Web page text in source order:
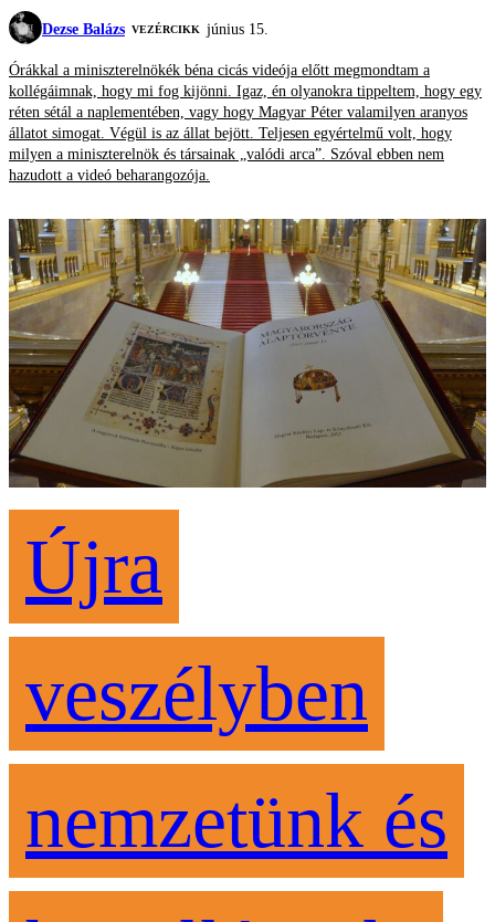
Dezse Balázs VEZÉRCIKK június 15.
Órákkal a miniszterelnökék béna cicás videója előtt megmondtam a
kollégáimnak, hogy mi fog kijönni. Igaz, én olyanokra tippeltem, hogy egy
réten sétál a naplementében, vagy hogy Magyar Péter valamilyen aranyos
állatot simogat. Végül is az állat bejött. Teljesen egyértelmű volt, hogy
milyen a miniszterelnök és társainak „valódi arca”. Szóval ebben nem
hazudott a videó beharangozója.
Újra
veszélyben
nemzetünk és